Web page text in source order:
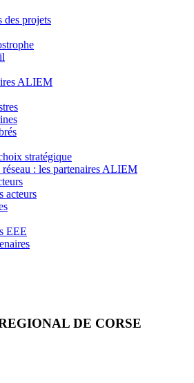
des projets
ALIEM
stratégique
: les partenaires ALIEM
acteurs
EEE
DE CORSE